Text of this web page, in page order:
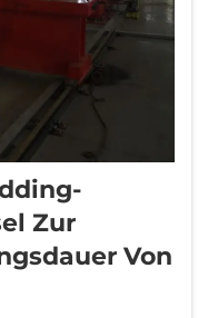
Zur
Von